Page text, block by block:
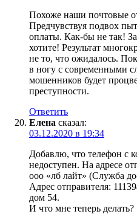
Похоже наши почтовые
Предчувствуя подвох
оплаты. Как-бы не так!
хотите! Результат
не то, что ожидалось.
в ногу с современными
мошенников будет
преступности.
Ответить
Елена сказал:
03.12.2020 в 19:34
Добавлю, что телефон с
недоступен. На адресе
ооо «лб лайт» (Служба
Адрес отправителя:
дом 54.
И что мне теперь делать?